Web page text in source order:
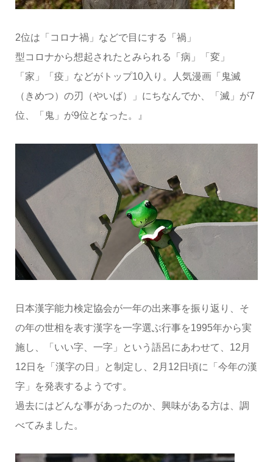
2位は「コロナ禍」などで目にする「禍」
型コロナから想起されたとみられる「病」「変」
「家」「疫」などがトップ10入り。人気漫画「鬼滅
（きめつ）の刃（やいば）」にちなんでか、「滅」が7
位、「鬼」が9位となった。』
日本漢字能力検定協会が一年の出来事を振り返り、そ
の年の世相を表す漢字を一字選ぶ行事を1995年から実
施し、「いい字、一字」という語呂にあわせて、12月
12日を「漢字の日」と制定し、2月12日頃に「今年の漢
字」を発表するようです。
過去にはどんな事があったのか、興味がある方は、調
べてみました。